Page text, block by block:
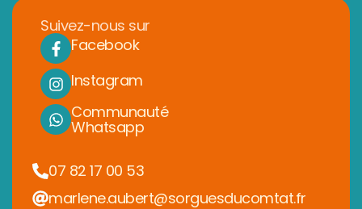
Suivez-nous sur
Facebook
Instagram
Communauté
Whatsapp
07 82 17 00 53
marlene.aubert@sorguesducomtat.fr